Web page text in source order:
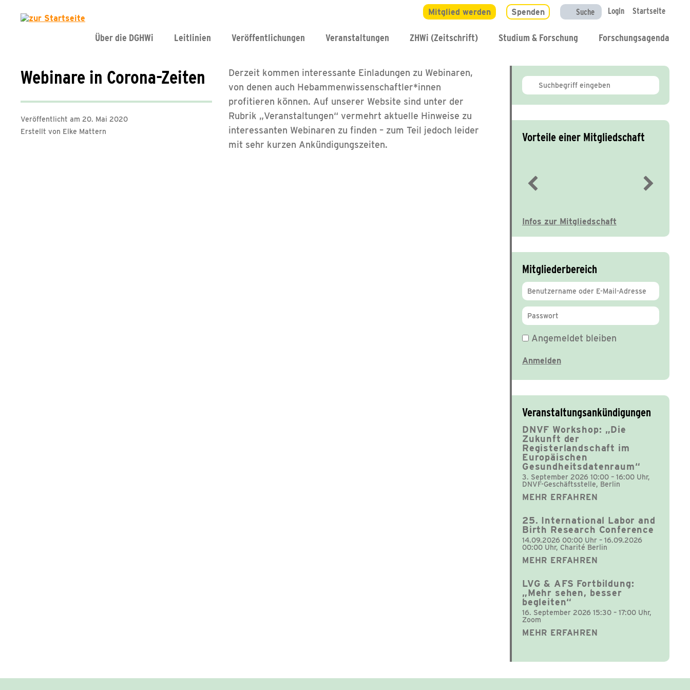
Mitglied werden Spenden Suche Login Startseite
Über die DGHWi Leitlinien Veröffentlichungen Veranstaltungen ZHWi (Zeitschrift) Studium & Forschung Forschungsagenda
Webinare in Corona-Zeiten
Veröffentlicht am 20. Mai 2020
Erstellt von Elke Mattern
Derzeit kommen interessante Einladungen zu Webinaren,
von denen auch Hebammenwissenschaftler*innen
profitieren können. Auf unserer Website sind unter der
Rubrik „Veranstaltungen“ vermehrt aktuelle Hinweise zu
interessanten Webinaren zu finden – zum Teil jedoch leider
mit sehr kurzen Ankündigungszeiten.
Vorteile einer Mitgliedschaft
Infos zur Mitgliedschaft
Mitgliederbereich
Angemeldet bleiben
Veranstaltungsankündigungen
DNVF Workshop: „Die
Zukunft der
Registerlandschaft im
Europäischen
Gesundheitsdatenraum“
3. September 2026 10:00 – 16:00 Uhr,
DNVF-Geschäftsstelle, Berlin
MEHR ERFAHREN
25. International Labor and
Birth Research Conference
14.09.2026 00:00 Uhr – 16.09.2026
00:00 Uhr, Charité Berlin
MEHR ERFAHREN
LVG & AFS Fortbildung:
„Mehr sehen, besser
begleiten“
16. September 2026 15:30 – 17:00 Uhr,
Zoom
MEHR ERFAHREN